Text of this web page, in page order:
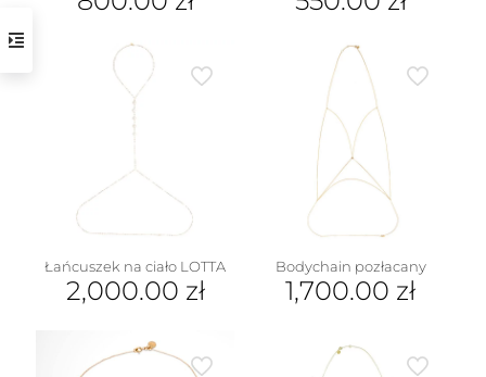
produkt
ma
wiele
wariantów.
Opcje
można
wybrać
stronie
produktu
Łańcuszek na ciało LOTTA
2,000.00 zł
Bodychain pozłacany
1,700.00 zł